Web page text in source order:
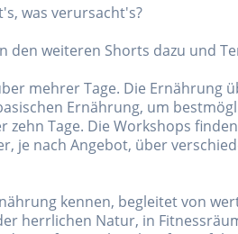
was verursacht's?
weiteren Shorts dazu und
mehrer Tage. Die Ernährung
Ernährung, um
Tage. Die Workshops
je nach Angebot, über
kennen, begleitet von
herrlichen Natur, in